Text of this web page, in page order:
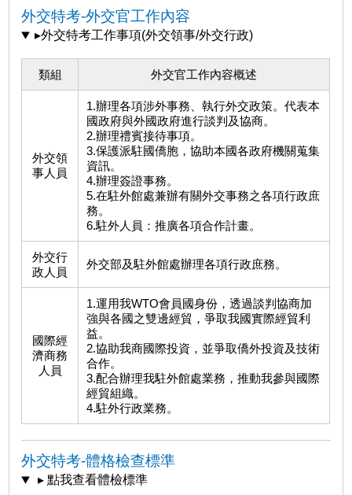
外交特考-外交官工作內容
▸外交特考工作事項(外交領事/外交行政)
類組 外交官工作內容概述
外交領
事人員
1.辦理各項涉外事務、執行外交政策。代表本
國政府與外國政府進行談判及協商。
2.辦理禮賓接待事項。
3.保護派駐國僑胞，協助本國各政府機關蒐集
資訊。
4.辦理簽證事務。
5.在駐外館處兼辦有關外交事務之各項行政庶
務。
6.駐外人員：推廣各項合作計畫。
外交行
政人員
外交部及駐外館處辦理各項行政庶務。
國際經
濟商務
人員
1.運用我WTO會員國身份，透過談判協商加
強與各國之雙邊經貿，爭取我國實際經貿利
益。
2.協助我商國際投資，並爭取僑外投資及技術
合作。
3.配合辦理我駐外館處業務，推動我參與國際
經貿組織。
4.駐外行政業務。
外交特考-體格檢查標準
▸ 點我查看體檢標準